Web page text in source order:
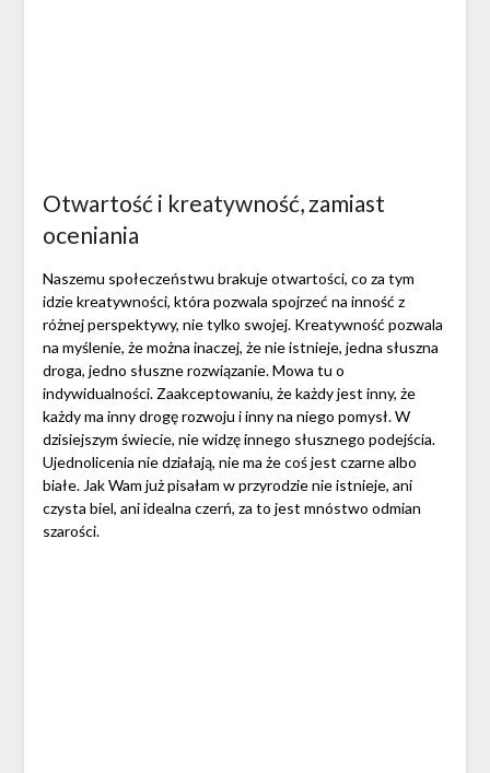
Otwartość i kreatywność, zamiast
oceniania
Naszemu społeczeństwu brakuje otwartości, co za tym
idzie kreatywności, która pozwala spojrzeć na inność z
różnej perspektywy, nie tylko swojej. Kreatywność pozwala
na myślenie, że można inaczej, że nie istnieje, jedna słuszna
droga, jedno słuszne rozwiązanie. Mowa tu o
indywidualności. Zaakceptowaniu, że każdy jest inny, że
każdy ma inny drogę rozwoju i inny na niego pomysł. W
dzisiejszym świecie, nie widzę innego słusznego podejścia.
Ujednolicenia nie działają, nie ma że coś jest czarne albo
białe. Jak Wam już pisałam w przyrodzie nie istnieje, ani
czysta biel, ani idealna czerń, za to jest mnóstwo odmian
szarości.